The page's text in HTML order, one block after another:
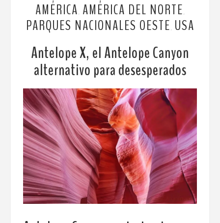
AMÉRICA AMÉRICA DEL NORTE
PARQUES NACIONALES OESTE USA
Antelope X, el Antelope Canyon
alternativo para desesperados